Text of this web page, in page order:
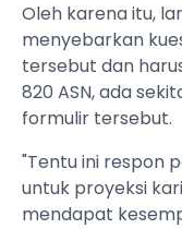
Oleh karena itu,
menyebarkan
tersebut dan
820 ASN, ada
formulir tersebut.
"Tentu ini respon
untuk proyeksi
mendapat